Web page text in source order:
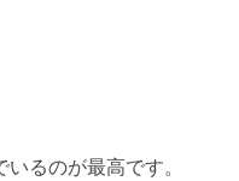
るのが最高です。